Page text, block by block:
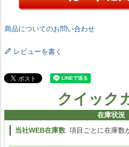
商品についてのお問い合わせ
レビューを書く
クイック
在庫状況
当社WEB在庫数 項目ごとに在庫数